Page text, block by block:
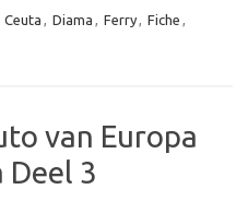
Ceuta Diama Ferry Fiche
van Europa
Deel 3